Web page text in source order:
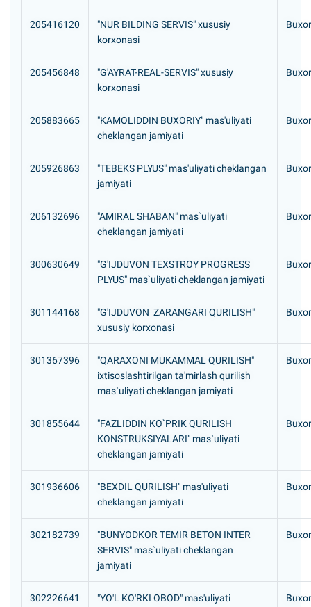
205416120
"NUR BILDING SERVIS" xususiy
korxonasi
205456848
"G'AYRAT-REAL-SERVIS" xususiy
korxonasi
205883665
"KAMOLIDDIN BUXORIY" mas'uliyati
cheklangan jamiyati
205926863
"TEBEKS PLYUS" mas'uliyati cheklangan
jamiyati
206132696
"AMIRAL SHABAN" mas`uliyati
cheklangan jamiyati
300630649
"G'IJDUVON TEXSTROY PROGRESS
PLYUS" mas`uliyati cheklangan jamiyati
301144168
"G'IJDUVON ZARANGARI QURILISH"
xususiy korxonasi
301367396
"QARAXONI MUKAMMAL QURILISH"
ixtisoslashtirilgan ta'mirlash qurilish
mas`uliyati cheklangan jamiyati
301855644
"FAZLIDDIN KO`PRIK QURILISH
KONSTRUKSIYALARI" mas`uliyati
cheklangan jamiyati
301936606
"BEXDIL QURILISH" mas'uliyati
cheklangan jamiyati
302182739
"BUNYODKOR TEMIR BETON INTER
SERVIS" mas`uliyati cheklangan
jamiyati
302226641
"YO'L KO'RKI OBOD" mas'uliyati